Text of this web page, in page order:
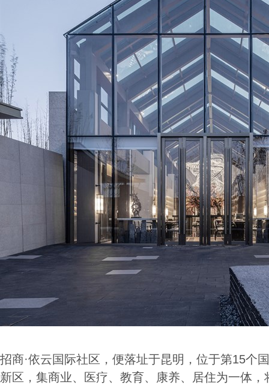
招商·依云国际社区，便落址于昆明，位于第15
新区，集商业、医疗、教育、康养、居住为一体